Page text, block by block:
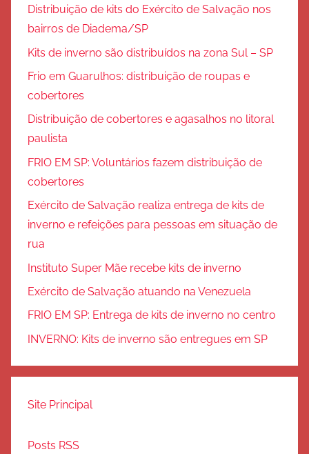
Distribuição de kits do Exército de Salvação nos
bairros de Diadema/SP
Kits de inverno são distribuídos na zona Sul – SP
Frio em Guarulhos: distribuição de roupas e
cobertores
Distribuição de cobertores e agasalhos no litoral
paulista
FRIO EM SP: Voluntários fazem distribuição de
cobertores
Exército de Salvação realiza entrega de kits de
inverno e refeições para pessoas em situação de
rua
Instituto Super Mãe recebe kits de inverno
Exército de Salvação atuando na Venezuela
FRIO EM SP: Entrega de kits de inverno no centro
INVERNO: Kits de inverno são entregues em SP
Site Principal
Posts RSS